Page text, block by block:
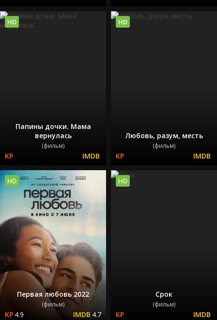
Папины дочки. Мама
вернулась
(фильм)
HD
Любовь, разум, месть
(фильм)
HD
Первая любовь 2022
(фильм)
4.9 4.7
HD
Срок
(фильм)
HD